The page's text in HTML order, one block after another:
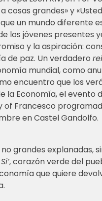
cosas grandes» y
un mundo diferente
los jóvenes presentes
y la aspiración:
de paz. Un verdadero
mundial, como
encuentro que los
la Economía, el evento
of Francesco
en Castel Gandolfo.
no grandes explanadas,
, corazón verde del
que quiere